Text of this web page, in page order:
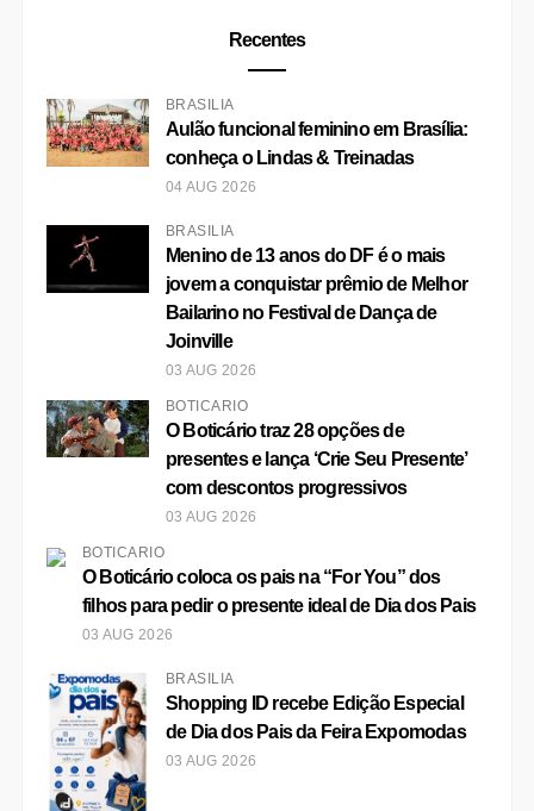
Recentes
BRASÍLIA
Aulão funcional feminino em Brasília:
conheça o Lindas & Treinadas
04 AUG 2026
BRASÍLIA
Menino de 13 anos do DF é o mais
jovem a conquistar prêmio de Melhor
Bailarino no Festival de Dança de
Joinville
03 AUG 2026
BOTICÁRIO
O Boticário traz 28 opções de
presentes e lança ‘Crie Seu Presente’
com descontos progressivos
03 AUG 2026
BOTICÁRIO
O Boticário coloca os pais na “For You” dos
filhos para pedir o presente ideal de Dia dos Pais
03 AUG 2026
BRASÍLIA
Shopping ID recebe Edição Especial
de Dia dos Pais da Feira Expomodas
03 AUG 2026